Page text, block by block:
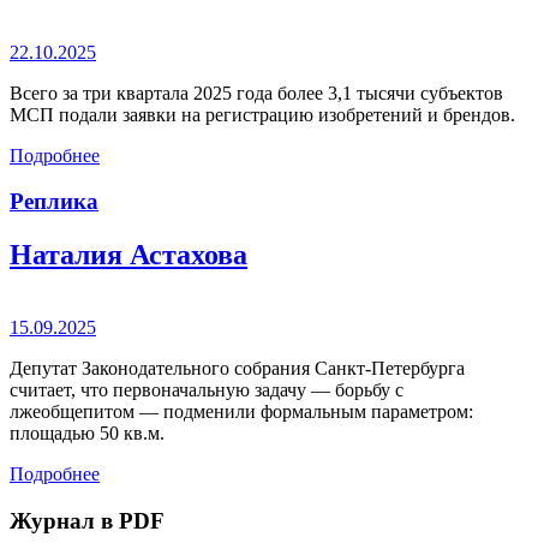
22.10.2025
Всего за три квартала 2025 года более 3,1 тысячи субъектов
МСП подали заявки на регистрацию изобретений и брендов.
Подробнее
Реплика
Наталия Астахова
15.09.2025
Депутат Законодательного собрания Санкт-Петербурга
считает, что первоначальную задачу — борьбу с
лжеобщепитом — подменили формальным параметром:
площадью 50 кв.м.
Подробнее
Журнал в PDF